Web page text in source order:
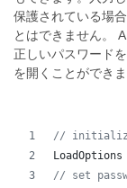
保護されている場
とはできません。
正しいパスワード
を開くことができま
//
LoadOptions
// set